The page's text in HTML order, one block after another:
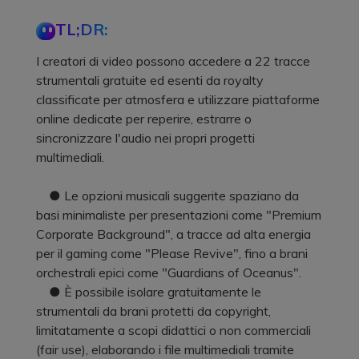
TL;DR:
I creatori di video possono accedere a 22 tracce
strumentali gratuite ed esenti da royalty
classificate per atmosfera e utilizzare piattaforme
online dedicate per reperire, estrarre o
sincronizzare l'audio nei propri progetti
multimediali.
● Le opzioni musicali suggerite spaziano da
basi minimaliste per presentazioni come "Premium
Corporate Background", a tracce ad alta energia
per il gaming come "Please Revive", fino a brani
orchestrali epici come "Guardians of Oceanus".
● È possibile isolare gratuitamente le
strumentali da brani protetti da copyright,
limitatamente a scopi didattici o non commerciali
(fair use), elaborando i file multimediali tramite